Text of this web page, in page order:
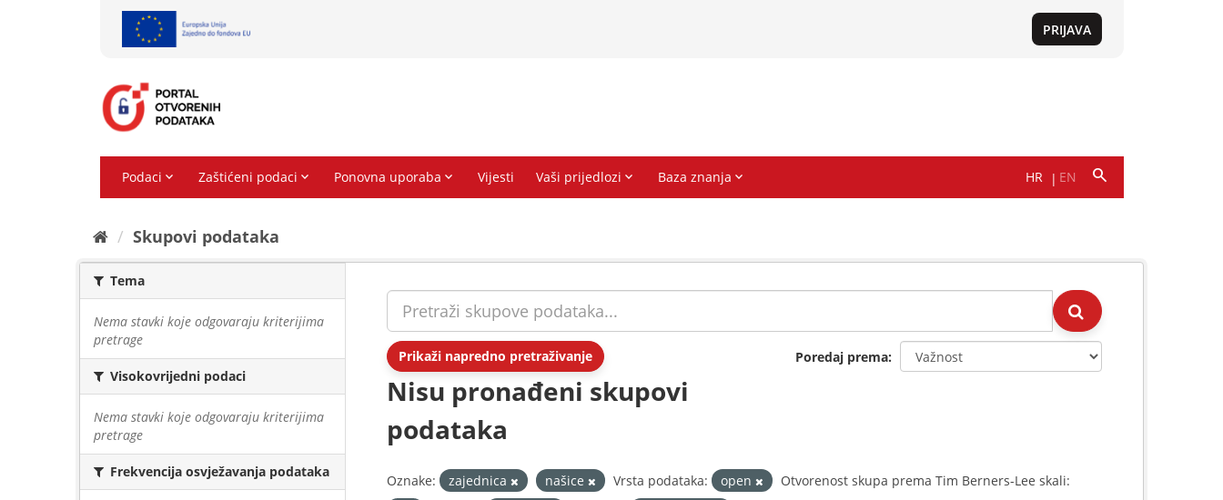
Skupovi podаtаkа
Tema
Nema stavki koje odgovaraju kriterijima
pretrage
Visokovrijedni podaci
Nema stavki koje odgovaraju kriterijima
pretrage
Frekvencija osvježavanja podataka
Prikaži napredno pretraživanje Poredaj prema
Nisu pronađeni skupovi
podataka
Oznake: zajednica našice Vrsta podataka: open
Otvorenost skupa prema Tim Berners-Lee skali: